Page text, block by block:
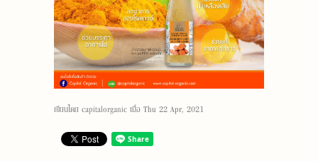
เขียนโดย capitalorganic เมื่อ Thu 22 Apr, 2021